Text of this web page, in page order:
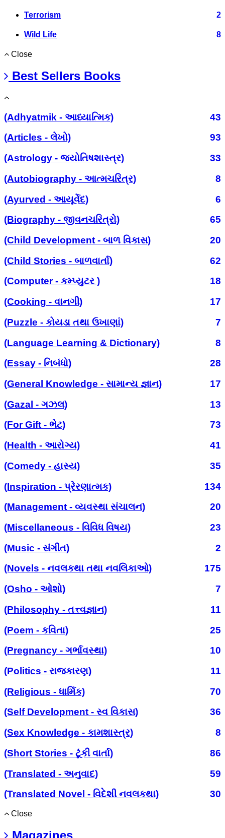
Terrorism 2
Wild Life 8
Close
Best Sellers Books
(Adhyatmik - આધ્યાત્મિક)
43
(Articles - લેખો)
93
(Astrology - જ્યોતિષશાસ્ત્ર)
33
(Autobiography - આત્મચરિત્ર)
8
(Ayurved - આયૂર્વેદ)
6
(Biography - જીવનચરિત્રો)
65
(Child Development - બાળ વિકાસ)
20
(Child Stories - બાળવાર્તા)
62
(Computer - કમ્પ્યુટર )
18
(Cooking - વાનગી)
17
(Puzzle - કોયડા તથા ઉખાણાં)
7
(Language Learning & Dictionary)
8
(Essay - નિબંધો)
28
(General Knowledge - સામાન્ય જ્ઞાન)
17
(Gazal - ગઝલ)
13
(For Gift - ભેટ)
73
(Health - આરોગ્ય)
41
(Comedy - હાસ્ય)
35
(Inspiration - પ્રેરણાત્મક)
134
(Management - વ્યવસ્થા સંચાલન)
20
(Miscellaneous - વિવિધ વિષય)
23
(Music - સંગીત)
2
(Novels - નવલકથા તથા નવલિકાઓ)
175
(Osho - ઓશો)
7
(Philosophy - તત્ત્વજ્ઞાન)
11
(Poem - કવિતા)
25
(Pregnancy - ગર્ભાવસ્થા)
10
(Politics - રાજકારણ)
11
(Religious - ધાર્મિક)
70
(Self Development - સ્વ વિકાસ)
36
(Sex Knowledge - કામશાસ્ત્ર)
8
(Short Stories - ટૂંકી વાર્તા)
86
(Translated - અનુવાદ)
59
(Translated Novel - વિદેશી નવલકથા)
30
Close
Magazines